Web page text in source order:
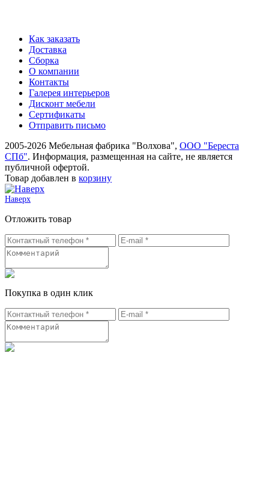
Как заказать
Доставка
Сборка
О компании
Контакты
Галерея интерьеров
Дисконт мебели
Сертификаты
Отправить письмо
2005-2026 Мебельная фабрика "Волхова", ООО "Береста
СПб". Информация, размещенная на сайте, не является
публичной офертой.
Товар добавлен в корзину
Наверх
Отложить товар
Покупка в один клик